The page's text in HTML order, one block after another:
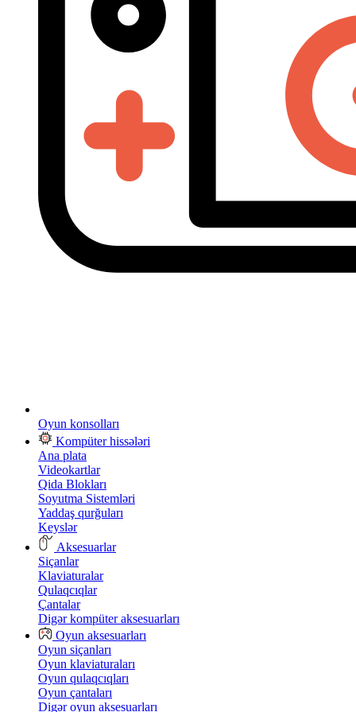
Oyun konsolları
Kompüter hissələri
Ana plata
Videokartlar
Qida Blokları
Soyutma Sistemləri
Yaddaş qurğuları
Keyslər
Aksesuarlar
Siçanlar
Klaviaturalar
Qulaqcıqlar
Çantalar
Digər kompüter aksesuarları
Oyun aksesuarları
Oyun siçanları
Oyun klaviaturaları
Oyun qulaqcıqları
Oyun çantaları
Digər oyun aksesuarları